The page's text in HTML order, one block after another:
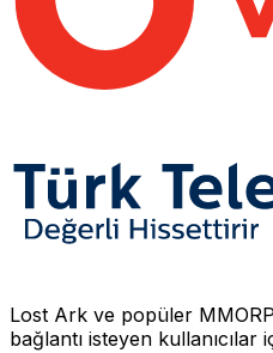
Lost Ark ve popüler
bağlantı isteyen kullanıcılar